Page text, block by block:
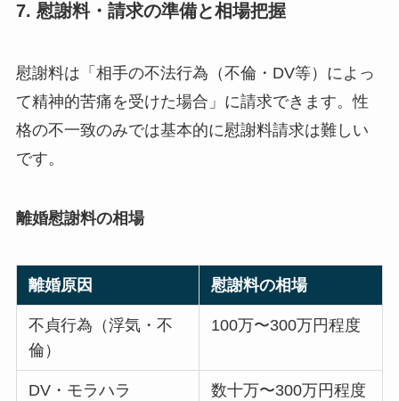
7. 慰謝料・請求の準備と相場把握
慰謝料は「相手の不法行為（不倫・DV等）によっ
て精神的苦痛を受けた場合」に請求できます。性
格の不一致のみでは基本的に慰謝料請求は難しい
です。
離婚慰謝料の相場
離婚原因 慰謝料の相場
不貞行為（浮気・不
倫）
100万〜300万円程度
DV・モラハラ 数十万〜300万円程度